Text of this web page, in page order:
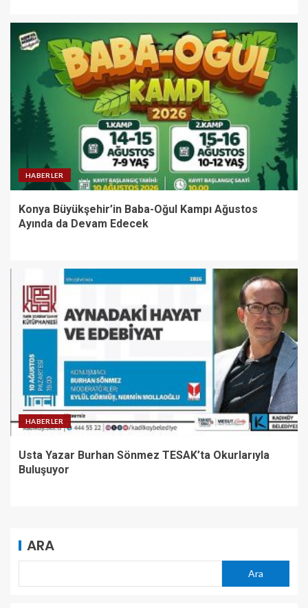
HABERLER
Konya Büyükşehir’in Baba-Oğul Kampı Ağustos
Ayında da Devam Edecek
HABERLER
Usta Yazar Burhan Sönmez TESAK’ta Okurlarıyla
Buluşuyor
ARA
Ara